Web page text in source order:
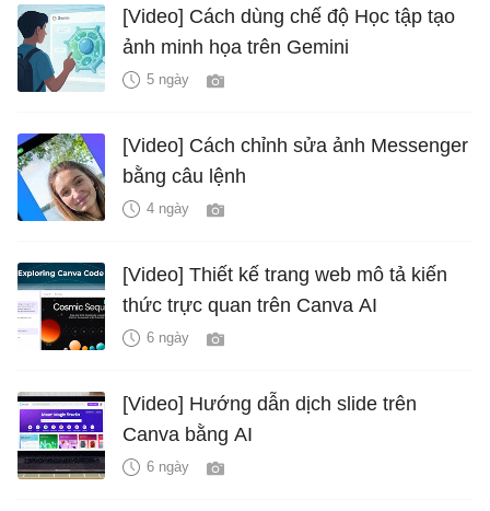
[Video] Cách dùng chế độ Học tập tạo
ảnh minh họa trên Gemini
5 ngày
[Video] Cách chỉnh sửa ảnh Messenger
bằng câu lệnh
4 ngày
[Video] Thiết kế trang web mô tả kiến
thức trực quan trên Canva AI
6 ngày
[Video] Hướng dẫn dịch slide trên
Canva bằng AI
6 ngày